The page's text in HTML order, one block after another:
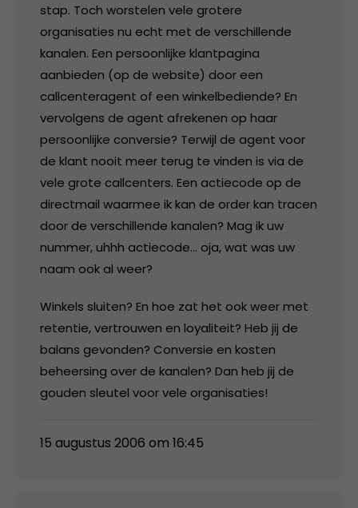
stap. Toch worstelen vele grotere
organisaties nu echt met de verschillende
kanalen. Een persoonlijke klantpagina
aanbieden (op de website) door een
callcenteragent of een winkelbediende? En
vervolgens de agent afrekenen op haar
persoonlijke conversie? Terwijl de agent voor
de klant nooit meer terug te vinden is via de
vele grote callcenters. Een actiecode op de
directmail waarmee ik kan de order kan tracen
door de verschillende kanalen? Mag ik uw
nummer, uhhh actiecode… oja, wat was uw
naam ook al weer?
Winkels sluiten? En hoe zat het ook weer met
retentie, vertrouwen en loyaliteit? Heb jij de
balans gevonden? Conversie en kosten
beheersing over de kanalen? Dan heb jij de
gouden sleutel voor vele organisaties!
15 augustus 2006 om 16:45